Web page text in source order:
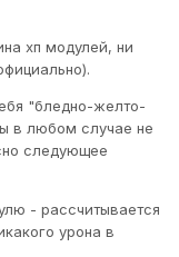
хп модулей, ни
"бледно-желто-
в любом случае не
следующее
- рассчитывается
урона в